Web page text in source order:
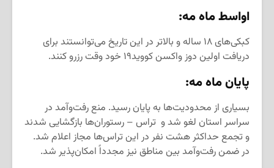
اواسط ماه مه:
کبکی‌های ۱۸ ساله و بالاتر در این تاریخ می‌توانستند برای
دریافت اولین دوز واکسن کووید۱۹ خود وقت رزرو کنند.
پایان ماه مه:
بسیاری از محدودیت‌ها به پایان رسید. منع رفت‌وآمد در
سراسر استان لغو شد و تراس – رستوران‌ها بازگشایی شدند
و تجمع حداکثر هشت نفر در این تراس‌ها مجاز اعلام شد.
در ضمن رفت‌وآمد بین مناطق نیز مجدداً امکان‌پذیر شد.